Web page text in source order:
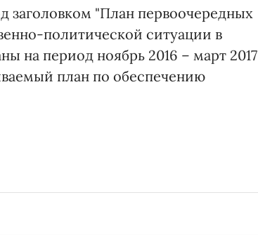
заголовком "План первоочередных
политической ситуации в
на период ноябрь 2016 – март 2017
план по обеспечению